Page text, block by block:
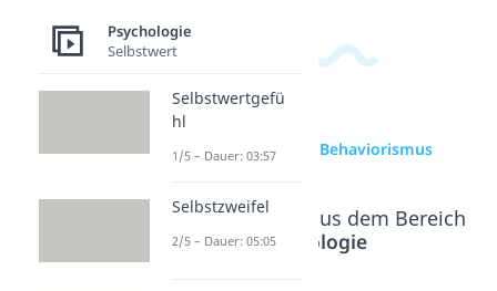
zur Videoseite: Behaviorismus
Beliebte Inhalte aus dem Bereich
Psychologie
Psychologie
Selbstwert
Selbstwertgefü
hl
1/5 – Dauer: 03:57
Selbstzweifel
2/5 – Dauer: 05:05